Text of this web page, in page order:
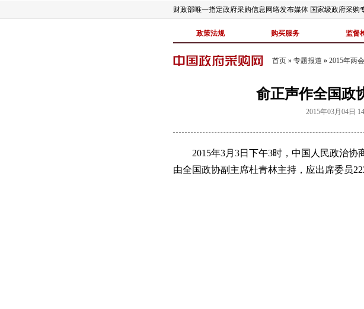
财政部唯一指定政府采购信息网络发布媒体 国家级政府采购
政策法规 购买服务 监督
首页 » 专题报道 » 2015年两
俞正声作全国政
2015年03月04日
2015年3月3日下午3时，中国人民政治协
由全国政协副主席杜青林主持，应出席委员